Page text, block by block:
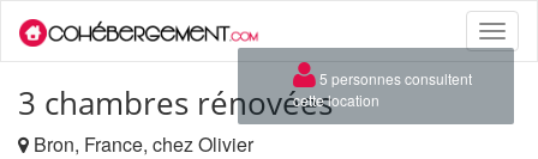
Toggle
3 chambres rénovées
Bron, France, chez Olivier
×
5 personnes consultent
cette location